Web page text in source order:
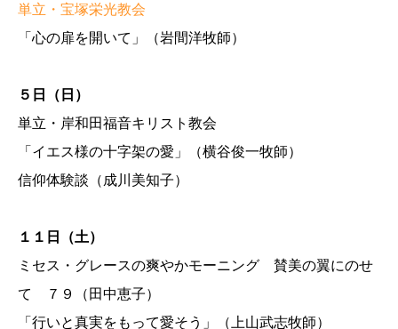
単立・宝塚栄光教会
「心の扉を開いて」（岩間洋牧師）
５日（日）
単立・岸和田福音キリスト教会
「イエス様の十字架の愛」（横谷俊一牧師）
信仰体験談（成川美知子）
１１日（土）
ミセス・グレースの爽やかモーニング 賛美の翼にのせ
て ７９（田中恵子）
「行いと真実をもって愛そう」（上山武志牧師）